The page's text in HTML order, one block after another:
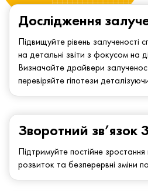
Дослідження
Підвищуйте рівень залученості
на детальні звіти з фокусом на
Визначайте драйвери
перевіряйте гіпотези
Зворотний зв’язок
Підтримуйте постійне
розвиток та безперервні зміни